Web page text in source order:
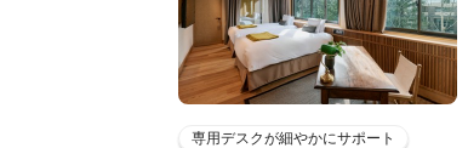
専用デスクが細やかにサポート